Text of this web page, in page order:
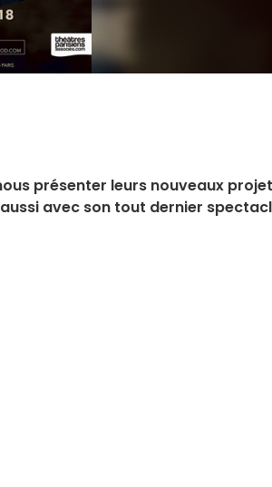
présenter leurs nouveaux
avec son tout dernier